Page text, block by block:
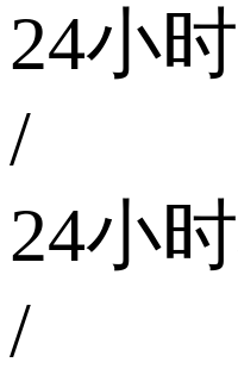
24小
/
24小
/